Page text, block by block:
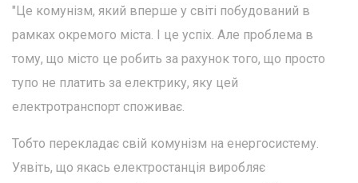
"Це комунізм, який вперше у світі побудований в
рамках окремого міста. І це успіх. Але проблема в
тому, що місто це робить за рахунок того, що просто
тупо не платить за електрику, яку цей
електротранспорт споживає.
Тобто перекладає свій комунізм на енергосистему.
Уявіть, що якась електростанція виробляє